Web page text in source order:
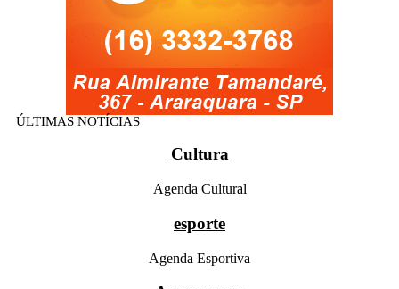
ÚLTIMAS NOTÍCIAS
Cultura
Agenda Cultural
esporte
Agenda Esportiva